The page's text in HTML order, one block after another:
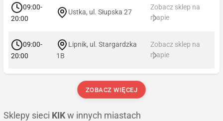
09:00-
20:00
Ustka, ul. Słupska 27
Zobacz sklep na
mapie
09:00-
20:00
Lipnik, ul. Stargardzka
1B
Zobacz sklep na
mapie
ZOBACZ WIĘCEJ
Sklepy sieci KIK w innych miastach